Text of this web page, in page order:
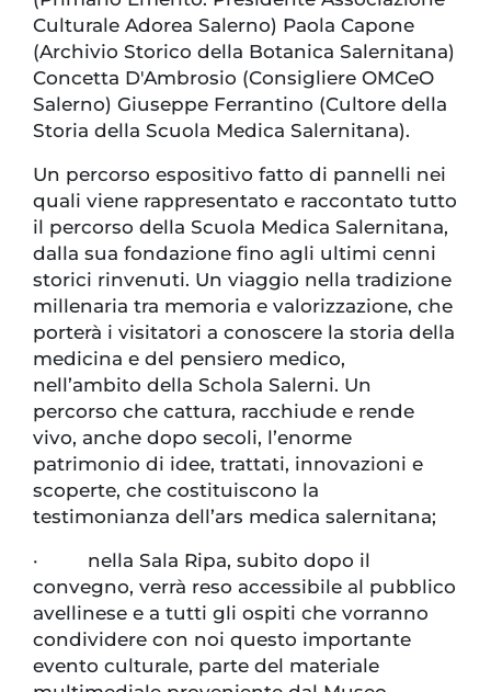
Culturale Adorea Salerno) Paola Capone
(Archivio Storico della Botanica Salernitana)
Concetta D'Ambrosio (Consigliere OMCeO
Salerno) Giuseppe Ferrantino (Cultore della
Storia della Scuola Medica Salernitana).
Un percorso espositivo fatto di pannelli nei
quali viene rappresentato e raccontato tutto
il percorso della Scuola Medica Salernitana,
dalla sua fondazione fino agli ultimi cenni
storici rinvenuti. Un viaggio nella tradizione
millenaria tra memoria e valorizzazione, che
porterà i visitatori a conoscere la storia della
medicina e del pensiero medico,
nell’ambito della Schola Salerni. Un
percorso che cattura, racchiude e rende
vivo, anche dopo secoli, l’enorme
patrimonio di idee, trattati, innovazioni e
scoperte, che costituiscono la
testimonianza dell’ars medica salernitana;
· nella Sala Ripa, subito dopo il
convegno, verrà reso accessibile al pubblico
avellinese e a tutti gli ospiti che vorranno
condividere con noi questo importante
evento culturale, parte del materiale